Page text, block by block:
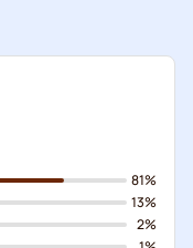
81%
13%
2%